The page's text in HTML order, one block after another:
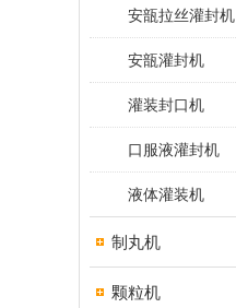
安瓿拉丝灌封机
安瓿灌封机
灌装封口机
口服液灌封机
液体灌装机
制丸机
颗粒机